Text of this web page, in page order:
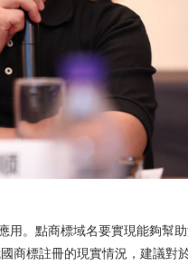
。點商標域名要實現能夠幫助
商標註冊的現實情況，建議對